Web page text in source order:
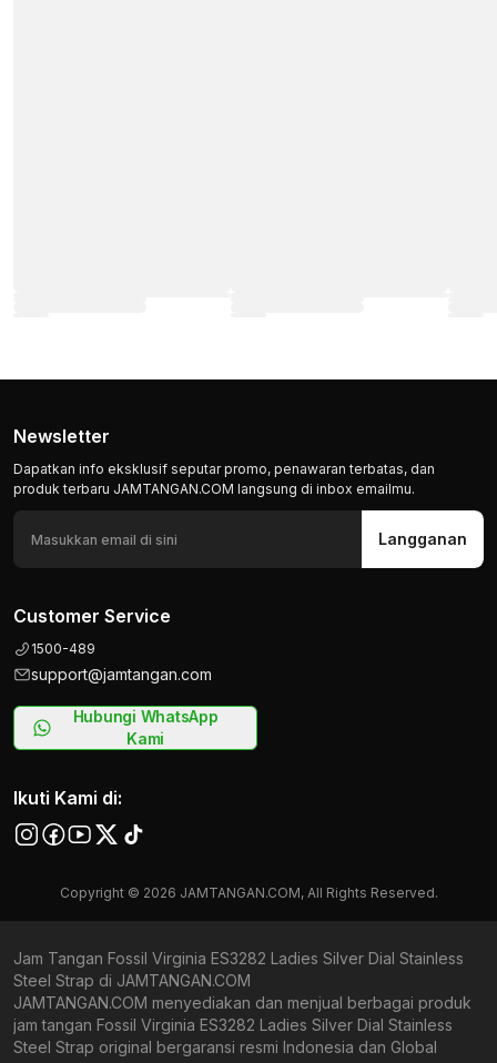
Newsletter
Dapatkan info eksklusif seputar promo, penawaran terbatas, dan
produk terbaru JAMTANGAN.COM langsung di inbox emailmu.
Langganan
Customer Service
1500-489
support@jamtangan.com
Hubungi WhatsApp
Kami
Ikuti Kami di:
Copyright © 2026 JAMTANGAN.COM, All Rights Reserved.
Jam Tangan Fossil Virginia ES3282 Ladies Silver Dial Stainless
Steel Strap di JAMTANGAN.COM
JAMTANGAN.COM menyediakan dan menjual berbagai produk
jam tangan Fossil Virginia ES3282 Ladies Silver Dial Stainless
Steel Strap original bergaransi resmi Indonesia dan Global